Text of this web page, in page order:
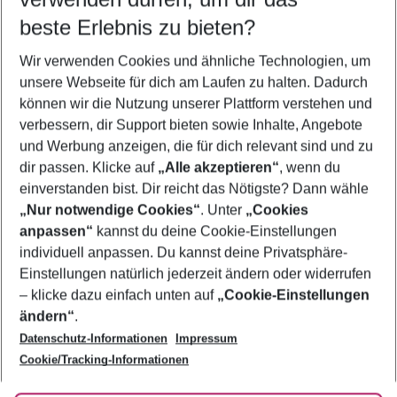
5-8 Nächte
2 Erwachsene Keine Kinder
Mehr Filter anzeigen
Footer
Footer navigation
Über uns
AGB
Bestpreisgarantie
Cookie-Einstellungen ändern
Cookie-Richtlinie
Agenturbetreuung
Barrierefreies Reisen
Folge uns
beste Erlebnis zu bieten?
Wir verwenden Cookies und ähnliche Technologien, um
unsere Webseite für dich am Laufen zu halten. Dadurch
können wir die Nutzung unserer Plattform verstehen und
verbessern, dir Support bieten sowie Inhalte, Angebote
und Werbung anzeigen, die für dich relevant sind und zu
dir passen. Klicke auf „Alle akzeptieren“, wenn du
einverstanden bist. Dir reicht das Nötigste? Dann wähle
„Nur notwendige Cookies“. Unter „Cookies
anpassen“ kannst du deine Cookie-Einstellungen
individuell anpassen. Du kannst deine Privatsphäre-
Einstellungen natürlich jederzeit ändern oder widerrufen
– klicke dazu einfach unten auf „Cookie-Einstellungen
ändern“.
Datenschutz-Informationen
Impressum
Cookie/Tracking-Informationen